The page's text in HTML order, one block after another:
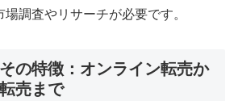
調査やリサーチが必要です。
の特徴：オンライン転売か
売まで